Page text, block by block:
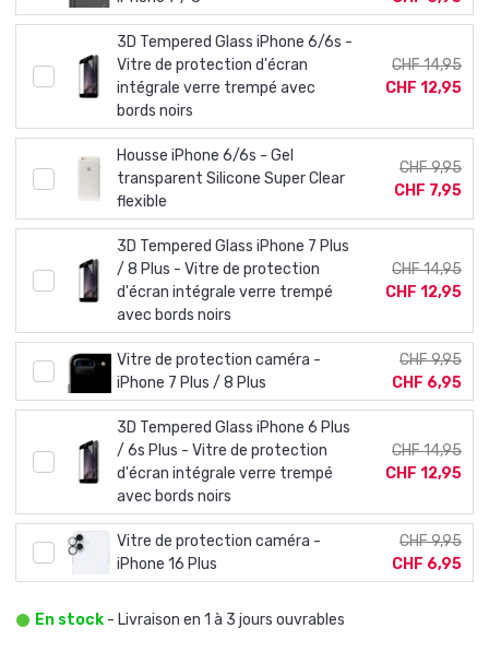
3D Tempered Glass iPhone 6/6s -
Vitre de protection d'écran
intégrale verre trempé avec
bords noirs
CHF 14,95
CHF 12,95
Housse iPhone 6/6s - Gel
transparent Silicone Super Clear
flexible
CHF 9,95
CHF 7,95
3D Tempered Glass iPhone 7 Plus
/ 8 Plus - Vitre de protection
d'écran intégrale verre trempé
avec bords noirs
CHF 14,95
CHF 12,95
Vitre de protection caméra -
iPhone 7 Plus / 8 Plus
CHF 9,95
CHF 6,95
3D Tempered Glass iPhone 6 Plus
/ 6s Plus - Vitre de protection
d'écran intégrale verre trempé
avec bords noirs
CHF 14,95
CHF 12,95
Vitre de protection caméra -
iPhone 16 Plus
CHF 9,95
CHF 6,95
En stock - Livraison en 1 à 3 jours ouvrables